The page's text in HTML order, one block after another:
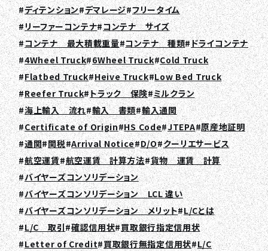
TOP
ABOUT HPS Value
SERVICES
COMPANY
RECRUIT
COLUMN
NEWS
CONTACT
EN JA TH
ディテンション デマレージ フリータイム
リーファーコンテナ コンテナ サイズ
コンテナ 最大積載重量 コンテナ 種類 ドライコンテナ
4Wheel Truck 6Wheel Truck Cold Truck
Flatbed Truck Heive Truck Low Bed Truck
Reefer Truck トラック 保険 ミルクラン
海上輸入 流れ 輸入 書類 輸入通関
Certificate of Origin HS Code JTEPA 原産地証明
通関 関税 Arrival Notice D/O クーリエサービス
航空運賃 航空運賃 計算方法 貨物 運賃 計算
バイヤーズコンソリデーション
バイヤーズコンソリデーション LCL 違い
バイヤーズコンソリデーション メリット L/Cとは
L/C 取引 確認信用状 買取銀行指定信用状
Letter of Credit 買取銀行無指定信用状 L/C